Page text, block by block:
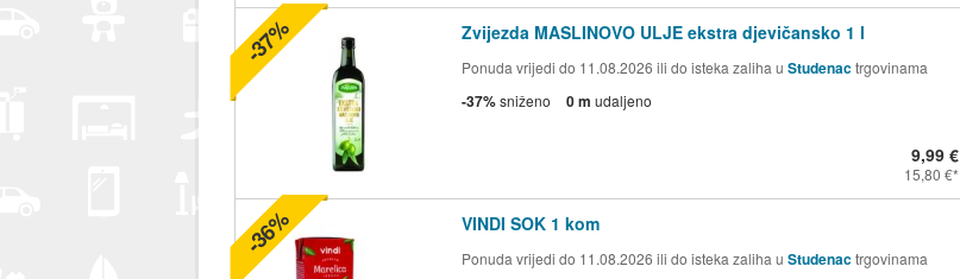
Zvijezda MASLINOVO ULJE ekstra djevičansko 1 l
Ponuda vrijedi do 11.08.2026 ili do isteka zaliha u Studenactrgovinama
-37%sniženo 0 m udaljeno
9,99 €
15,80 €
-37%
VINDI SOK 1 kom
Ponuda vrijedi do 11.08.2026 ili do isteka zaliha u Studenactrgovinama
-36%